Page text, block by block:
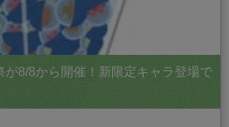
が8/8から開催！新限定キャラ登場で